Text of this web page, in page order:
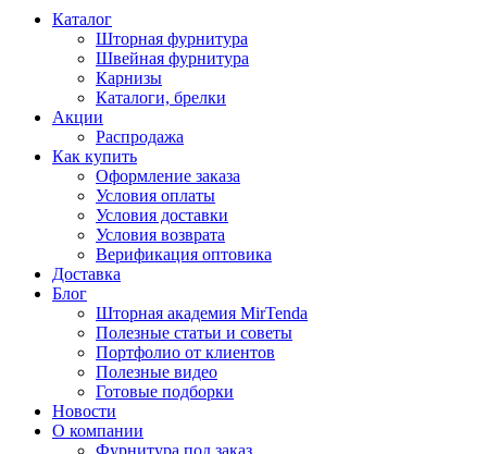
Каталог
Шторная фурнитура
Швейная фурнитура
Карнизы
Каталоги, брелки
Акции
Распродажа
Как купить
Оформление заказа
Условия оплаты
Условия доставки
Условия возврата
Верификация оптовика
Доставка
Блог
Шторная академия MirTenda
Полезные статьи и советы
Портфолио от клиентов
Полезные видео
Готовые подборки
Новости
О компании
Фурнитура под заказ